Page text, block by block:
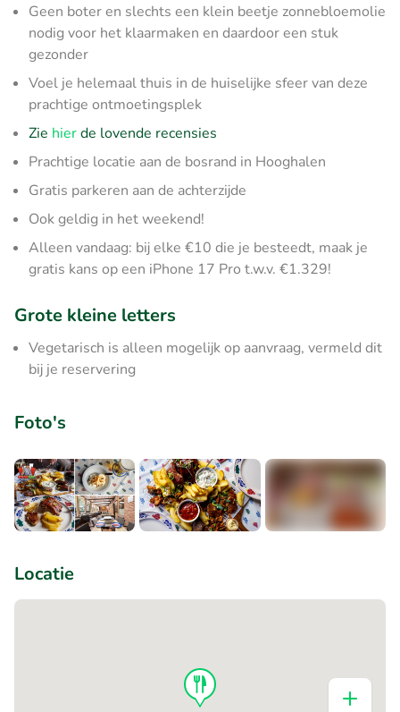
Geen boter en slechts een klein beetje zonnebloemolie
nodig voor het klaarmaken en daardoor een stuk
gezonder
Voel je helemaal thuis in de huiselijke sfeer van deze
prachtige ontmoetingsplek
Zie hierde lovende recensies
Prachtige locatie aan de bosrand in Hooghalen
Gratis parkeren aan de achterzijde
Ook geldig in het weekend!
Alleen vandaag: bij elke €10 die je besteedt, maak je
gratis kans op een iPhone 17 Pro t.w.v. €1.329!
Grote kleine letters
Vegetarisch is alleen mogelijk op aanvraag, vermeld dit
bij je reservering
Foto's
Locatie